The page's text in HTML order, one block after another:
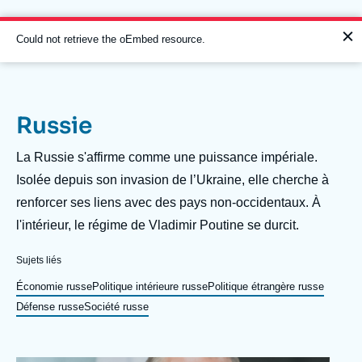
au
contenu
principal
Navigation
principale
L'Ifri
Analyses
Événements
À propos de l'Ifri
L'Ifri en bref Proche-Orient
Message
d'erreur
Could not retrieve the oEmbed resource.
Russie
Description
La Russie s'affirme comme une puissance impériale.
Isolée depuis son invasion de l’Ukraine, elle cherche à
renforcer ses liens avec des pays non-occidentaux. À
l'intérieur, le régime de Vladimir Poutine se durcit.
Sujets liés
Économie russePolitique intérieure russePolitique étrangère russe
Défense russeSociété russe